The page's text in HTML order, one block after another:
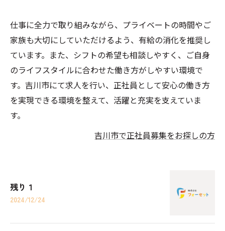
仕事に全力で取り組みながら、プライベートの時間やご
家族も大切にしていただけるよう、有給の消化を推奨し
ています。また、シフトの希望も相談しやすく、ご自身
のライフスタイルに合わせた働き方がしやすい環境で
す。吉川市にて求人を行い、正社員として安心の働き方
を実現できる環境を整えて、活躍と充実を支えていま
す。
吉川市で正社員募集をお探しの方
残り１
2024/12/24